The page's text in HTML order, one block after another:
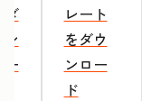
ダ
ー
レート
をダウ
ンロー
ド